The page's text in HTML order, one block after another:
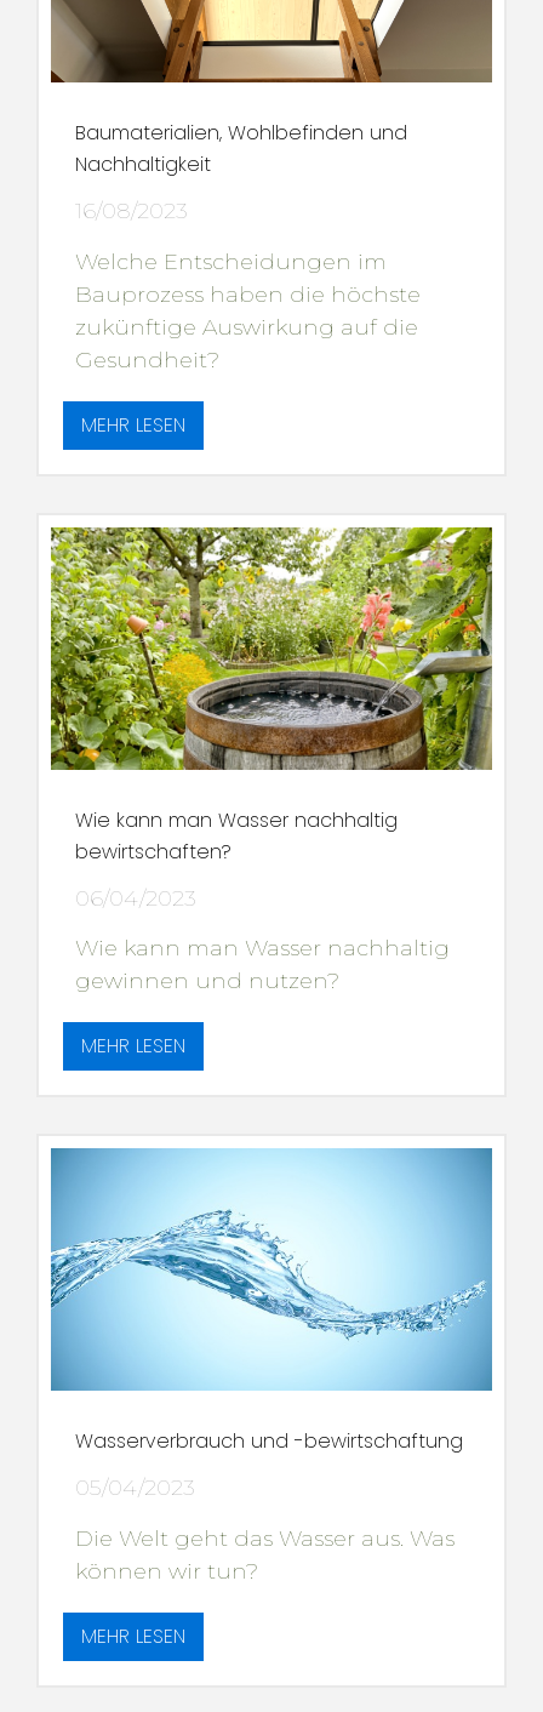
Baumaterialien, Wohlbefinden und
Nachhaltigkeit
16/08/2023
Welche Entscheidungen im
Bauprozess haben die höchste
zukünftige Auswirkung auf die
Gesundheit?
MEHR LESEN
Wie kann man Wasser nachhaltig
bewirtschaften?
06/04/2023
Wie kann man Wasser nachhaltig
gewinnen und nutzen?
MEHR LESEN
Wasserverbrauch und -bewirtschaftung
05/04/2023
Die Welt geht das Wasser aus. Was
können wir tun?
MEHR LESEN